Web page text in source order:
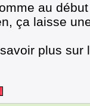
au
ça laisse
plus sur